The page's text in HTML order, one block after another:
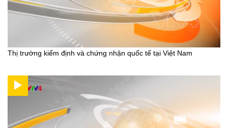
Thị trường kiểm định và chứng nhận quốc tế tại Việt Nam